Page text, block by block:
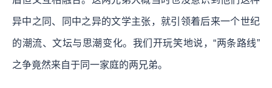
异中之同、同中之异的文学主张，就引领着后来一个世纪
的潮流、文坛与思潮变化。我们开玩笑地说，“两条路线”
之争竟然来自于同一家庭的两兄弟。